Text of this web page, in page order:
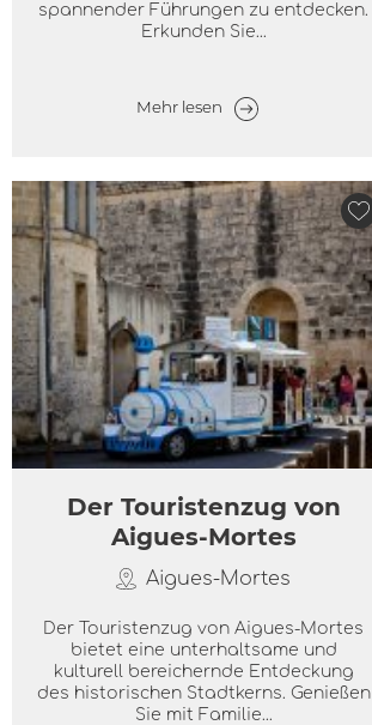
spannender Führungen zu entdecken.
Erkunden Sie...
Mehr lesen
Der Touristenzug von
Aigues-Mortes
Aigues-Mortes
Der Touristenzug von Aigues-Mortes
bietet eine unterhaltsame und
kulturell bereichernde Entdeckung
des historischen Stadtkerns. Genießen
Sie mit Familie...